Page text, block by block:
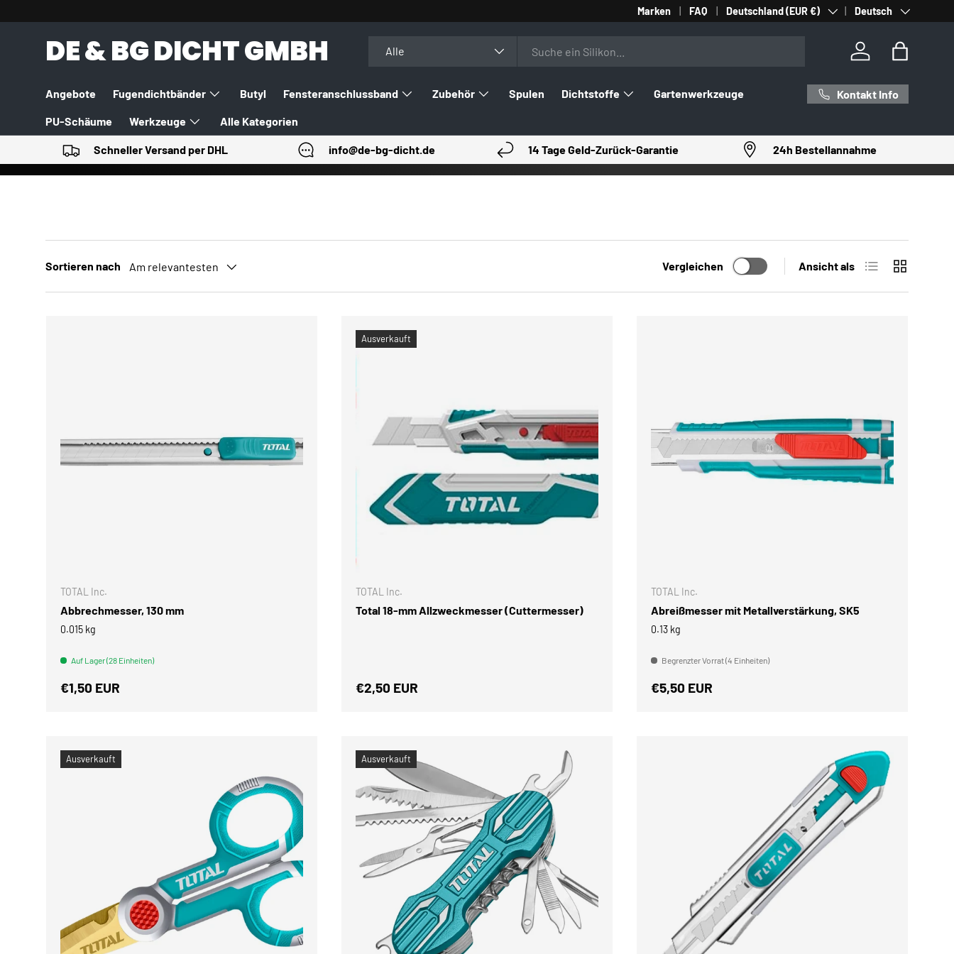
DIREKT ZUM INHALT
Marken FAQ Land/Region
Deutschland (EUR €) SpracheDeutsch
DE & BG DICHT GMBH Alle
Einloggen
Angebote Fugendichtbänder Butyl Fensteranschlussband Zubehör Spulen Dichtstoffe Gartenwerkzeuge
PU-Schäume Werkzeuge Alle Kategorien
Kontakt Info
Schneller Versand per DHL info@de-bg-dicht.de 14 Tage Geld-Zurück-Garantie 24h Bestellannahme
Sortieren nach Am relevantesten Vergleichen Ansicht als Produktliste
TOTAL Inc.
Abbrechmesser, 130 mm
0.015 kg
Auf Lager (28 Einheiten)
Normaler Preis
€1,50 EUR
IN DEN WARENKORB
Ausverkauft
TOTAL Inc.
Total 18-mm Allzweckmesser (Cuttermesser)
Normaler Preis
€2,50 EUR
TOTAL Inc.
Abreißmesser mit Metallverstärkung, SK5
0.13 kg
Begrenzter Vorrat (4 Einheiten)
Normaler Preis
€5,50 EUR
Ausverkauft Ausverkauft